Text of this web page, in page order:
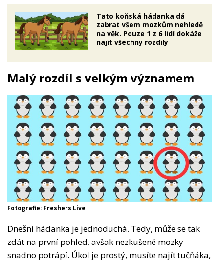
Tato koňská hádanka dá
zabrat všem mozkům nehledě
na věk. Pouze 1 z 6 lidí dokáže
najít všechny rozdíly
Malý rozdíl s velkým významem
Fotografie: Freshers Live
Dnešní hádanka je jednoduchá. Tedy, může se tak
zdát na první pohled, avšak nezkušené mozky
snadno potrápí. Úkol je prostý, musíte najít tučňáka,